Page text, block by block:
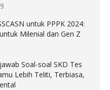
untuk PPPK 2024:
Milenial dan Gen Z
Soal-soal SKD Tes
Lebih Teliti, Terbiasa,